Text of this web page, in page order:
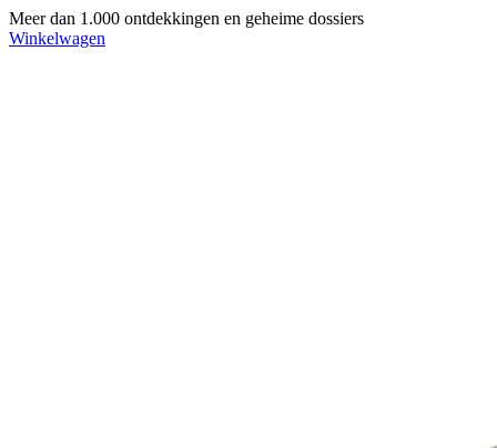
Meer dan 1.000 ontdekkingen en geheime dossiers
Winkelwagen